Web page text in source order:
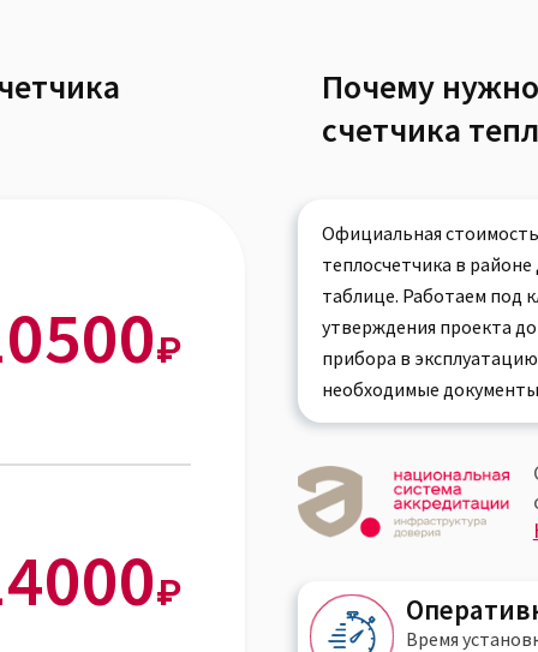
₽
₽
Почему
счетчика
Официальная
теплосчетчика в
таблице. Работаем под
утверждения проекта
прибора в
необходимые
Время